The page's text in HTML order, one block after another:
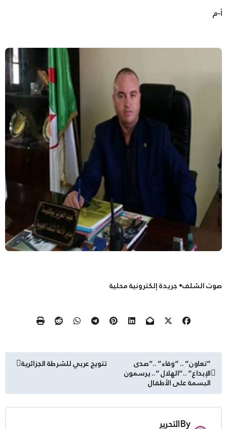
أ-م
صوت الشلف• جريدة إلكترونية محلية
تصفّح
المقالات
“تعاون” .. “وفاء” ..”صدى
الإبداع” ..”الهلال “.. يرسمون
البسمة على الأطفال
تتويج عربي للشرطة الجزائرية
Byالتحرير